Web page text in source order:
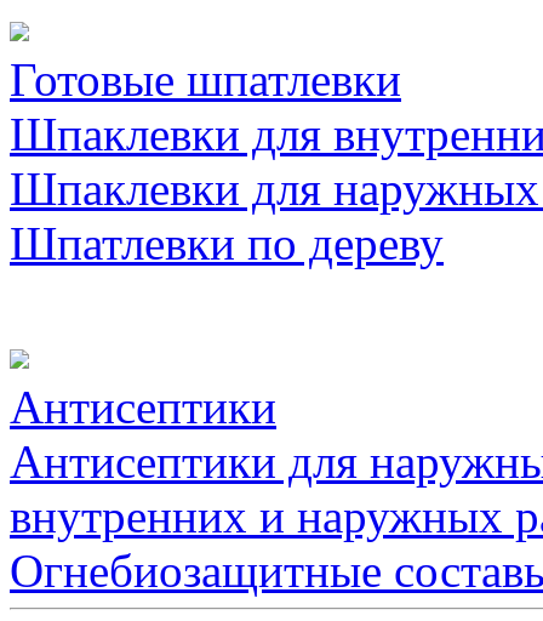
Готовые шпатлевки
Шпаклевки для
Шпаклевки для наружных
Шпатлевки по дереву
Антисептики
Антисептики для
внутренних и наружных
Огнебиозащитные